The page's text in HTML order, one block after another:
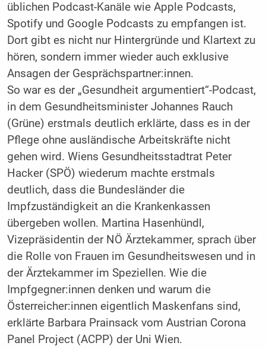
üblichen Podcast-Kanäle wie Apple Pod­casts,
Spotify und Google Podcasts zu empfangen ist.
Dort gibt es nicht nur Hintergründe und Klartext zu
hören, sondern immer wieder auch exklusive
Ansagen der Gesprächspartner:innen.
So war es der „Gesundheit argumentiert“-Podcast,
in dem Gesundheitsminister Johannes Rauch
(Grüne) erstmals deutlich erklärte, dass es in der
Pflege ohne ausländische Arbeitskräfte nicht
gehen wird. Wiens Gesundheitsstadtrat Peter
Hacker (SPÖ) wiederum machte erstmals
deutlich, dass die Bundesländer die
Impfzuständigkeit an die Krankenkassen
übergeben wollen. Martina Hasenhündl,
Vizepräsidentin der NÖ Ärztekammer, sprach über
die Rolle von Frauen im Gesundheitswesen und in
der Ärztekammer im Speziellen. Wie die
Impfgegner:innen denken und warum die
Österreicher:innen eigentlich Maskenfans sind,
erklärte Barbara Prainsack vom Austrian Corona
Panel Project (ACPP) der Uni Wien.